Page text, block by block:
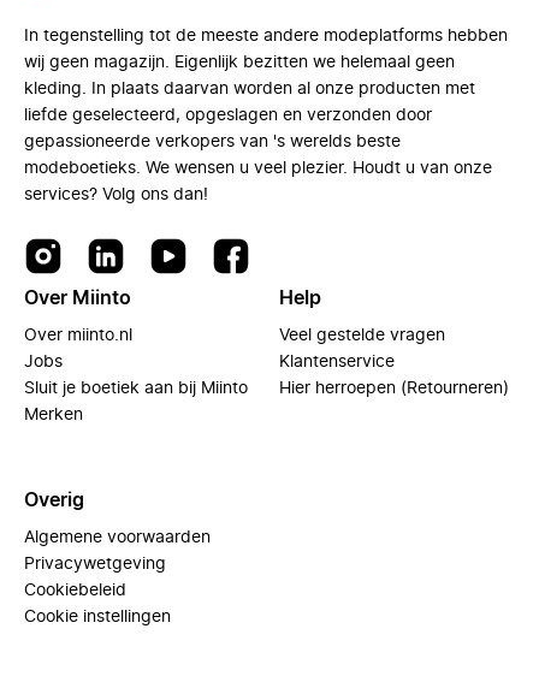
In tegenstelling tot de meeste andere modeplatforms hebben
wij geen magazijn. Eigenlijk bezitten we helemaal geen
kleding. In plaats daarvan worden al onze producten met
liefde geselecteerd, opgeslagen en verzonden door
gepassioneerde verkopers van 's werelds beste
modeboetieks. We wensen u veel plezier. Houdt u van onze
services? Volg ons dan!
Over Miinto
Over miinto.nl
Jobs
Sluit je boetiek aan bij Miinto
Merken
Help
Veel gestelde vragen
Klantenservice
Hier herroepen (Retourneren)
Overig
Algemene voorwaarden
Privacywetgeving
Cookiebeleid
Cookie instellingen